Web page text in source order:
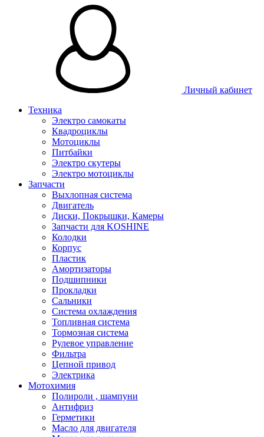
Личный кабинет
Техника
Электро самокаты
Квадроциклы
Мотоциклы
Питбайки
Электро скутеры
Электро мотоциклы
Запчасти
Выхлопная система
Двигатель
Диски, Покрышки, Камеры
Запчасти для KOSHINE
Колодки
Корпус
Пластик
Амортизаторы
Подшипники
Прокладки
Сальники
Система охлаждения
Топливная система
Тормозная система
Рулевое управление
Фильтра
Цепной привод
Электрика
Мотохимия
Полироли , шампуни
Антифриз
Герметики
Масло для двигателя